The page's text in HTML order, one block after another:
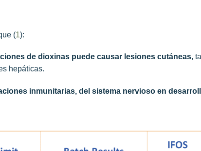
(1):
de dioxinas puede causar lesiones cutáneas,
hepáticas.
inmunitarias, del sistema nervioso en